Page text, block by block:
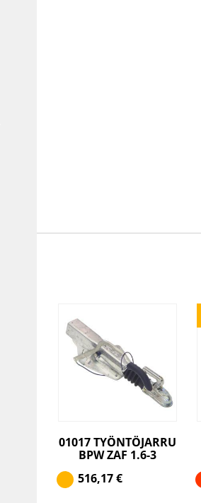
01017 TYÖNTÖJARRU
BPW ZAF 1.6-3
516,17€